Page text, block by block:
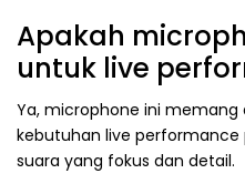
Apakah
untuk live
Ya, microphone ini memang
kebutuhan live performance
suara yang fokus dan detail.